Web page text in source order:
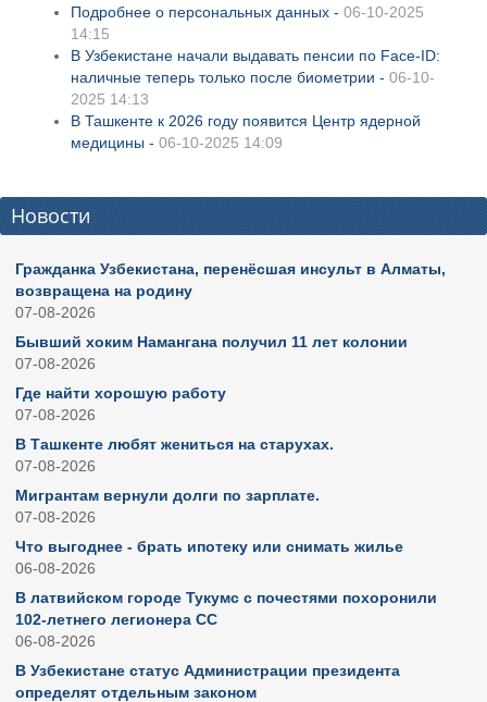
Подробнее о персональных данных - 06-10-2025
14:15
В Узбекистане начали выдавать пенсии по Face-ID:
наличные теперь только после биометрии - 06-10-
2025 14:13
В Ташкенте к 2026 году появится Центр ядерной
медицины - 06-10-2025 14:09
Новости
Гражданка Узбекистана, перенёсшая инсульт в Алматы,
возвращена на родину
07-08-2026
Бывший хоким Намангана получил 11 лет колонии
07-08-2026
Где найти хорошую работу
07-08-2026
В Ташкенте любят жениться на старухах.
07-08-2026
Мигрантам вернули долги по зарплате.
07-08-2026
Что выгоднее - брать ипотеку или снимать жилье
06-08-2026
В латвийском городе Тукумс с почестями похоронили
102-летнего легионера СС
06-08-2026
В Узбекистане статус Администрации президента
определят отдельным законом